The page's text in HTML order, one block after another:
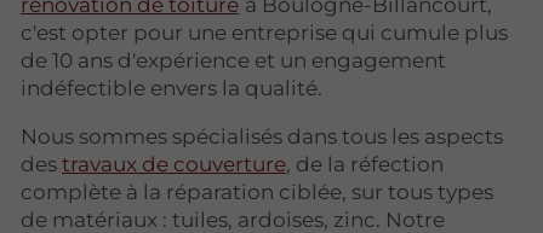
c'est opter pour une entreprise qui cumule plus
de 10 ans d'expérience et un engagement
indéfectible envers la qualité.
Nous sommes spécialisés dans tous les aspects
des travaux de couverture, de la réfection
complète à la réparation ciblée, sur tous types
de matériaux : tuiles, ardoises, zinc. Notre